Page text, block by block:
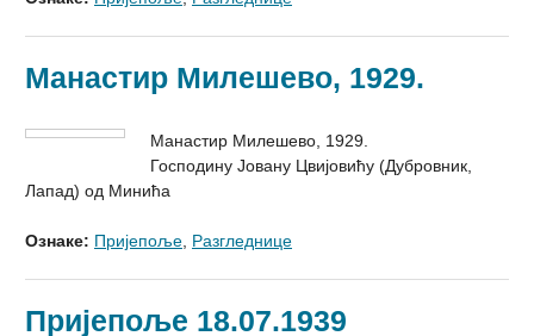
Манастир Милешево, 1929.
Манастир Милешево, 1929.
Господину Јовану Цвијовићу (Дубровник,
Лапад) од Минића
Ознаке: Пријепоље Разгледнице
Пријепоље 18.07.1939